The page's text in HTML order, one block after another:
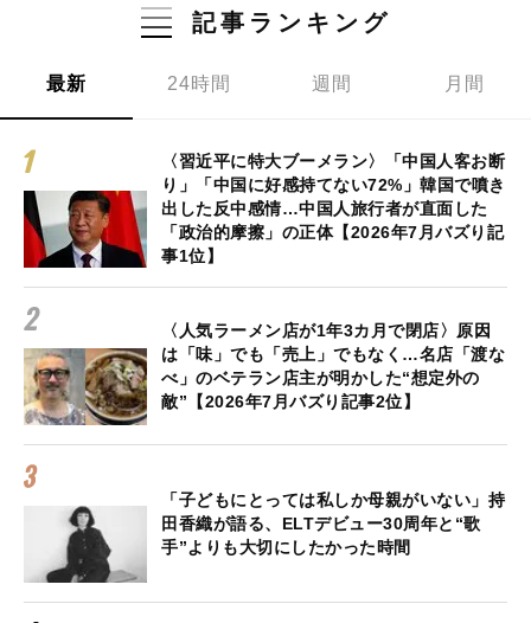
記事ランキング
最新 24時間 週間 月間
〈習近平に特大ブーメラン〉「中国人客お断
り」「中国に好感持てない72%」韓国で噴き
出した反中感情…中国人旅行者が直面した
「政治的摩擦」の正体【2026年7月バズり記
事1位】
〈人気ラーメン店が1年3カ月で閉店〉原因
は「味」でも「売上」でもなく…名店「渡な
べ」のベテラン店主が明かした“想定外の
敵”【2026年7月バズり記事2位】
「子どもにとっては私しか母親がいない」持
田香織が語る、ELTデビュー30周年と“歌
手”よりも大切にしたかった時間